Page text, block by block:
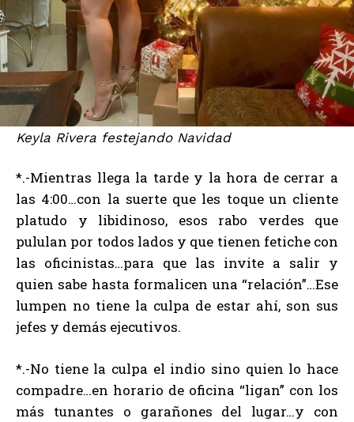
Keyla Rivera festejando Navidad
*.-Mientras llega la tarde y la hora de cerrar a
las 4:00…con la suerte que les toque un cliente
platudo y libidinoso, esos rabo verdes que
pululan por todos lados y que tienen fetiche con
las oficinistas…para que las invite a salir y
quien sabe hasta formalicen una “relación”…Ese
lumpen no tiene la culpa de estar ahí, son sus
jefes y demás ejecutivos.
*.-No tiene la culpa el indio sino quien lo hace
compadre…en horario de oficina “ligan” con los
más tunantes o garañones del lugar…y con